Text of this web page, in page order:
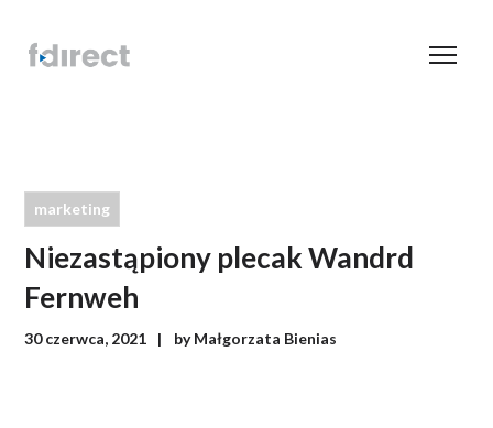
marketing
Niezastąpiony plecak Wandrd
Fernweh
30 czerwca, 2021 byMałgorzata Bienias